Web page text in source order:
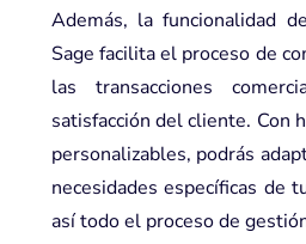
Además, la funcionalidad
Sage facilita el proceso de
las transacciones
satisfacción del cliente. Con
personalizables, podrás
necesidades específicas de
así todo el proceso de